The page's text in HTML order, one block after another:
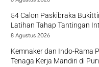
54 Calon Paskibraka
Latihan Tahap Tantingan
8 Agustus 2026
Kemnaker dan Indo-Rama
Tenaga Kerja Mandiri di